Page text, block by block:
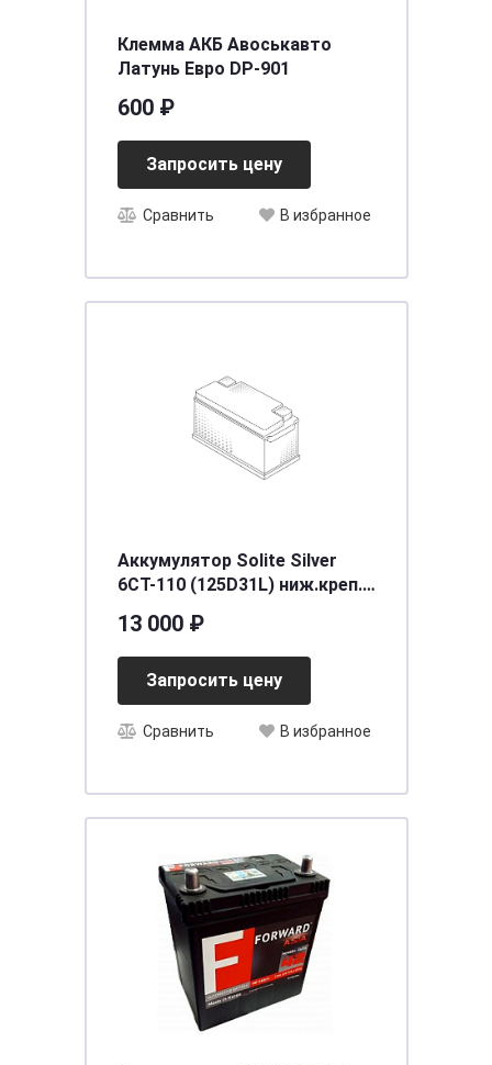
Клемма АКБ Авоськавто
Латунь Евро DP-901
600 ₽
Запросить цену
Сравнить В избранное
Аккумулятор Solite Silver
6СТ-110 (125D31L) ниж.креп.
13 000 ₽
Запросить цену
Сравнить В избранное